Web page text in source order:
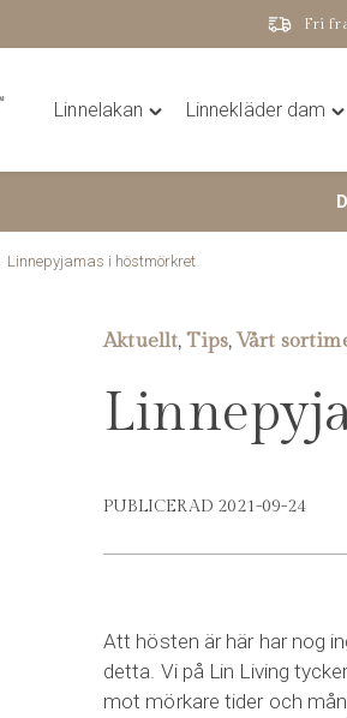
Fri
Linnelakan
Toggle
Linnekläder dam
Linnepyjamas i höstmörkret
Aktuellt, Tips, Vårt
PUBLICERAD 2021-09-24
Att hösten är här har nog
detta. Vi på Lin Living
mot mörkare tider och